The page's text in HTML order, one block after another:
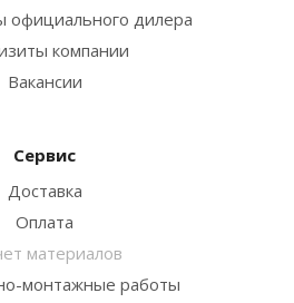
официального дилера
компании
Вакансии
Сервис
Доставка
Оплата
материалов
монтажные работы